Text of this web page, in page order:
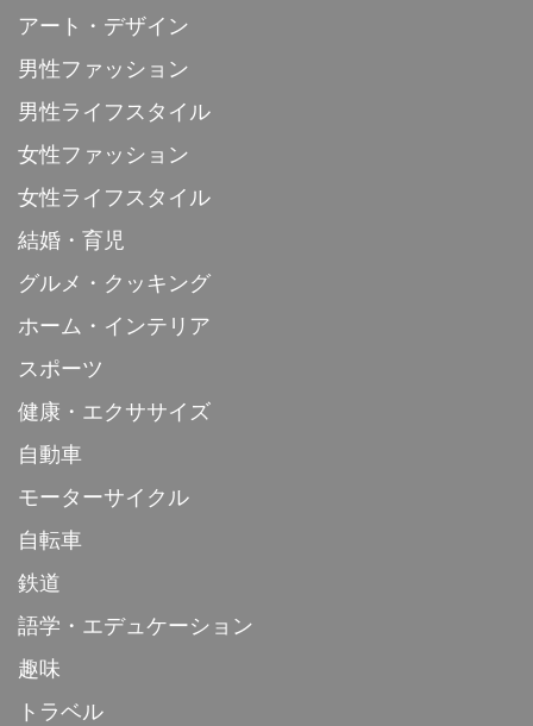
アート・デザイン
男性ファッション
男性ライフスタイル
女性ファッション
女性ライフスタイル
結婚・育児
グルメ・クッキング
ホーム・インテリア
スポーツ
健康・エクササイズ
自動車
モーターサイクル
自転車
鉄道
語学・エデュケーション
趣味
トラベル